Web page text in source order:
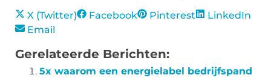
X (Twitter) Facebook Pinterest
LinkedIn
Email
Gerelateerde Berichten:
5x waarom een energielabel bedrijfspand